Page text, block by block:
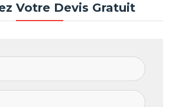
Votre Devis Gratuit